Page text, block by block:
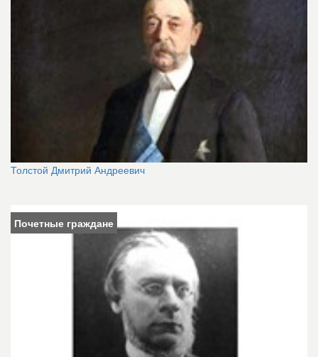
Толстой Дмитрий Андреевич
Почетные граждане